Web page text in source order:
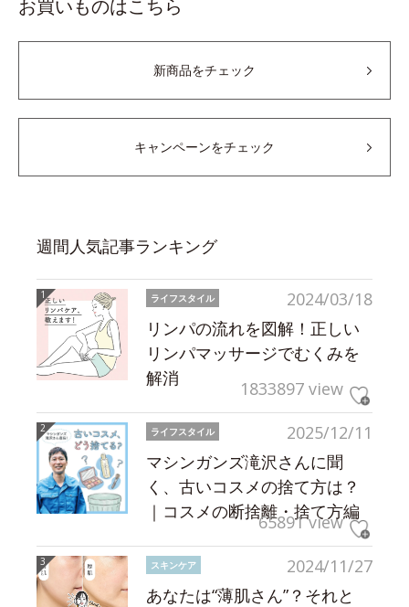
お買いものはこちら
新商品をチェック
キャンペーンをチェック
週間人気記事ランキング
2024/03/18
ライフスタイル
リンパの流れを図解！正しい
リンパマッサージでむくみを
解消
1833897 view
2025/12/11
ライフスタイル
マシンガンズ滝沢さんに聞
く、古いコスメの捨て方は？
｜コスメの断捨離・捨て方編
65891 view
2024/11/27
スキンケア
あなたは“薄肌さん”？それと